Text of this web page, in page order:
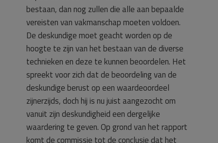
bestaan, dan nog zullen die alle aan bepaalde
vereisten van vakmanschap moeten voldoen.
De deskundige moet geacht worden op de
hoogte te zijn van het bestaan van de diverse
technieken en deze te kunnen beoordelen. Het
spreekt voor zich dat de beoordeling van de
deskundige berust op een waardeoordeel
zijnerzijds, doch hij is nu juist aangezocht om
vanuit zijn deskundigheid een dergelijke
waardering te geven. Op grond van het rapport
komt de commissie tot de conclusie dat het